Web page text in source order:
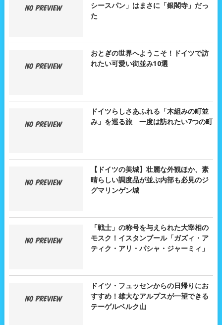
シースパン」はまさに「銀閣寺」だっ
た
おとぎの世界へようこそ！ドイツで訪
れたい可愛い街並み10選
ドイツらしさあふれる「木組みの町並
み」を巡る旅 一度は訪れたい7つの町
【ドイツの美城】壮麗な外観ほか、素
晴らしい調度品が並ぶ内部も必見のジ
グマリンゲン城
「戦士」の称号を与えられた大宰相の
モスク！イスタンブール「ガズィ・ア
ティク・アリ・パシャ・ジャーミィ」
ドイツ・フュッセンからの日帰りにお
すすめ！雄大なアルプスが一望できる
テーゲルベルク山